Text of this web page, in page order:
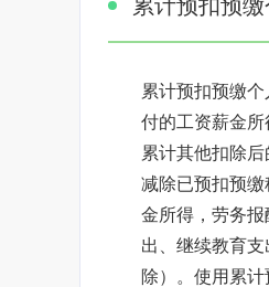
累计预扣预
累计预扣预缴
付的工资薪金
累计其他扣除
减除已预扣预
金所得，劳务
出、继续教育
除）。使用累